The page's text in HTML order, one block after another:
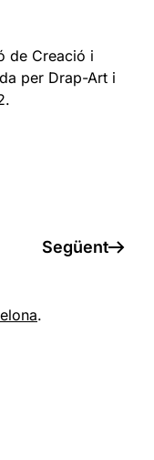
de Creació i
per Drap-Art i
Següent
.